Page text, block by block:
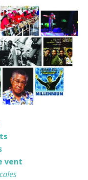
vent